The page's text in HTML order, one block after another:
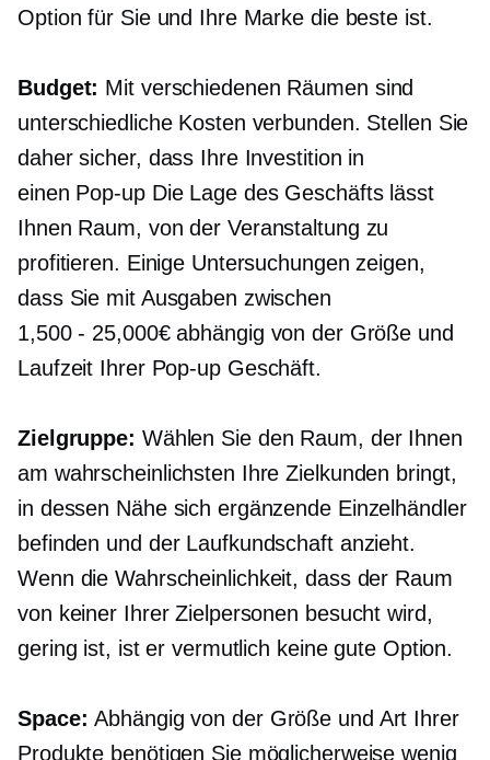
Option für Sie und Ihre Marke die beste ist.
Budget: Mit verschiedenen Räumen sind
unterschiedliche Kosten verbunden. Stellen Sie
daher sicher, dass Ihre Investition in
einen Pop-upDie Lage des Geschäfts lässt
Ihnen Raum, von der Veranstaltung zu
profitieren. Einige Untersuchungen zeigen,
dass Sie mit Ausgaben zwischen
1,500 - 25,000€abhängig von der Größe und
Laufzeit Ihrer Pop-upGeschäft.
Zielgruppe: Wählen Sie den Raum, der Ihnen
am wahrscheinlichsten Ihre Zielkunden bringt,
in dessen Nähe sich ergänzende Einzelhändler
befinden und der Laufkundschaft anzieht.
Wenn die Wahrscheinlichkeit, dass der Raum
von keiner Ihrer Zielpersonen besucht wird,
gering ist, ist er vermutlich keine gute Option.
Space:Abhängig von der Größe und Art Ihrer
Produkte benötigen Sie möglicherweise wenig